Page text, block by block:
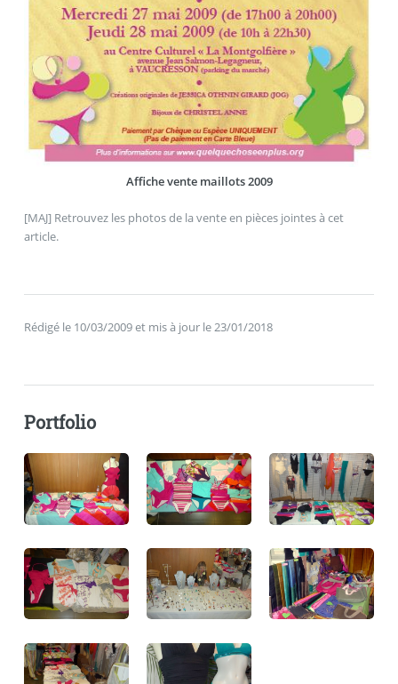
Affiche vente maillots 2009
[MAJ] Retrouvez les photos de la vente en pièces jointes à cet
article.
Rédigé le 10/03/2009 et mis à jour le 23/01/2018
Portfolio